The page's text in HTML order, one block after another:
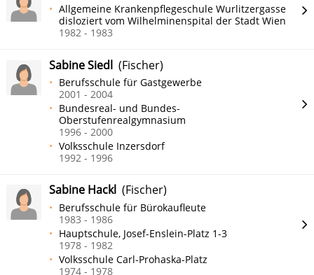
Allgemeine Krankenpflegeschule Wurlitzergasse
disloziert vom Wilhelminenspital der Stadt Wien
1982 - 1983
Sabine Siedl (Fischer)
Berufsschule für Gastgewerbe
2001 - 2004
Bundesreal- und Bundes-
Oberstufenrealgymnasium
1996 - 2000
Volksschule Inzersdorf
1992 - 1996
Sabine Hackl (Fischer)
Berufsschule für Bürokaufleute
1983 - 1986
Hauptschule, Josef-Enslein-Platz 1-3
1978 - 1982
Volksschule Carl-Prohaska-Platz
1974 - 1978